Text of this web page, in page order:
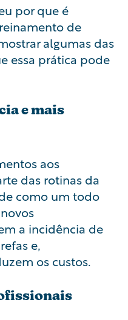
por que é
de
algumas das
essa prática pode
e mais
aos
das rotinas da
como um todo
a incidência de
e,
os custos.